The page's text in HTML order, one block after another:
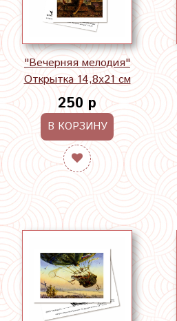
"Вечерняя мелодия"
Открытка 14,8х21 см
250 р
В КОРЗИНУ